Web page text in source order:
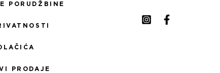
PORUDŽBINE
PRODAJE